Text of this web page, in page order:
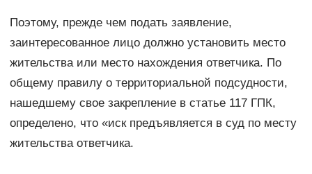
Поэтому, прежде чем подать заявление,
заинтересованное лицо должно установить место
жительства или место нахождения ответчика. По
общему правилу о территориальной подсудности,
нашедшему свое закрепление в статье 117 ГПК,
определено, что «иск предъявляется в суд по месту
жительства ответчика.